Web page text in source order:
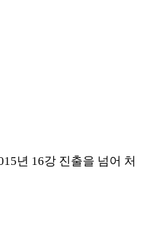
년 16강 진출을 넘어 처